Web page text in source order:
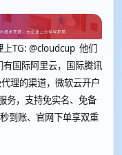
上TG: @cloudcup 他们
国际阿里云，国际腾讯
理的渠道，微软云开户
务，支持免实名、免备
到账、官网下单享双重